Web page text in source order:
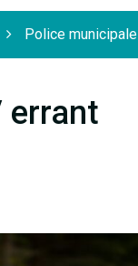
Police municipale
errant